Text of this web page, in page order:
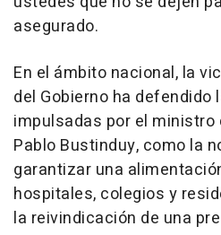
asegurado.
En el ámbito nacional, la
del Gobierno ha defendido
impulsadas por el ministro
Pablo Bustinduy, como la
garantizar una
hospitales, colegios y
la reivindicación de una